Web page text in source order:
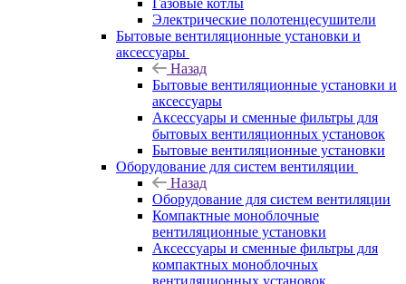
Газовые котлы
Электрические полотенцесушители
Бытовые вентиляционные установки и
аксессуары
Назад
Бытовые вентиляционные установки и
аксессуары
Аксессуары и сменные фильтры для
бытовых вентиляционных установок
Бытовые вентиляционные установки
Оборудование для систем вентиляции
Назад
Оборудование для систем вентиляции
Компактные моноблочные
вентиляционные установки
Аксессуары и сменные фильтры для
компактных моноблочных
вентиляционных установок